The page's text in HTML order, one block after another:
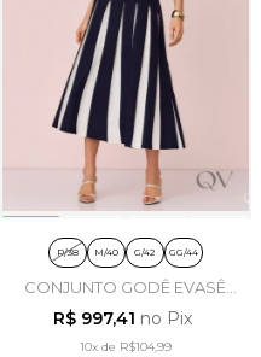
P/38 M/40 G/42 GG/44
CONJUNTO GODÊ EVASÊ
LISTRADO EM LINHO AZUL
MARINHO - ARTSY
R$ 997,41 no Pix
10xde R$104,99